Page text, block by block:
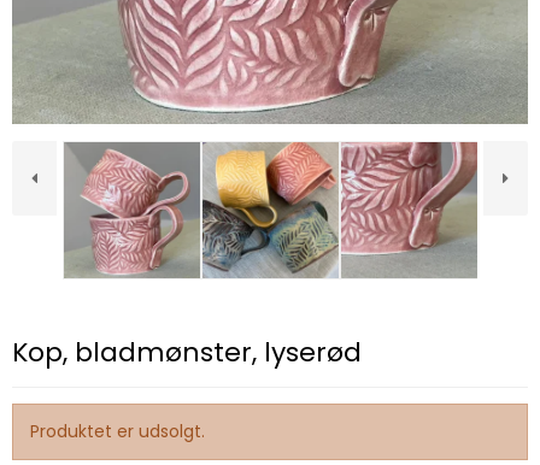
Kop, bladmønster, lyserød
Produktet er udsolgt.